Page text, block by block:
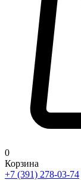
0
Корзина
+7 (391) 278-03-74